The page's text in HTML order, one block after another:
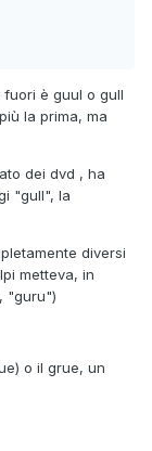
è guul o gull
la prima, ma
dei dvd , ha
"gull", la
diversi
metteva, in
"guru")
o il grue, un